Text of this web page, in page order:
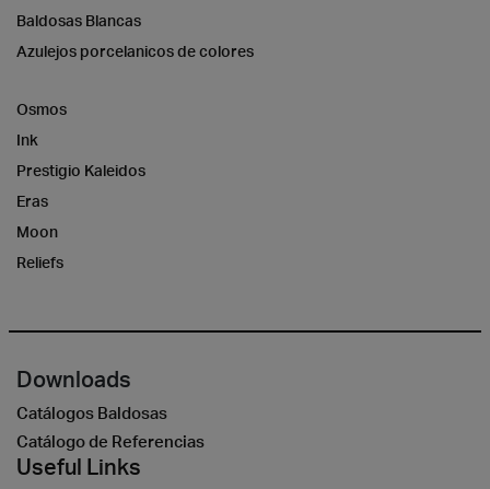
Baldosas Blancas
Azulejos porcelanicos de colores
Osmos
Ink
Prestigio Kaleidos
Eras
Moon
Reliefs
Downloads
Catálogos Baldosas
Catálogo de Referencias
Useful Links